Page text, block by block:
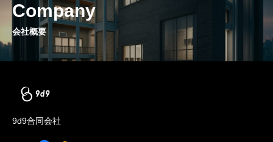
Company
会社概要
9d9合同会社